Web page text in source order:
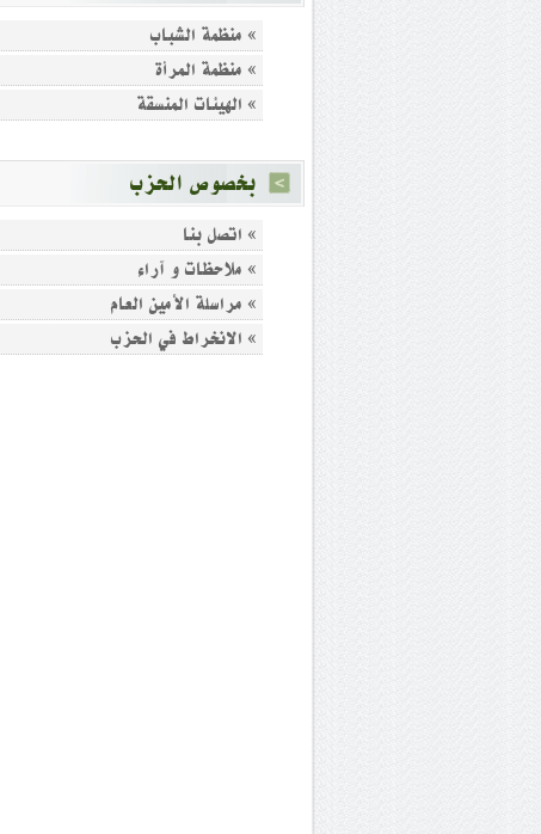
» منظمة الشباب
» منظمة المرأة
» الهيئات المنسقة
بخصوص الحزب
» اتصل بنا
» ملاحظات و آراء
» مراسلة الأمين العام
» الانخراط في الحزب